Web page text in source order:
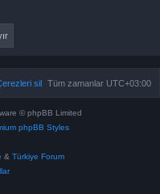
Tüm zamanlar UTC+03:00
sil
© phpBB Limited
phpBB Styles
& Türkiye Forum